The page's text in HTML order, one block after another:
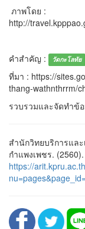
ภาพโดย :
http://
คำสำคัญ : วัดกะโลทัย
ที่มา : https://
thang-wathnthrrm/
รวบรวมและจัดทำข้
สำนักวิทยบริการแล
กำแพงเพชร.
https://